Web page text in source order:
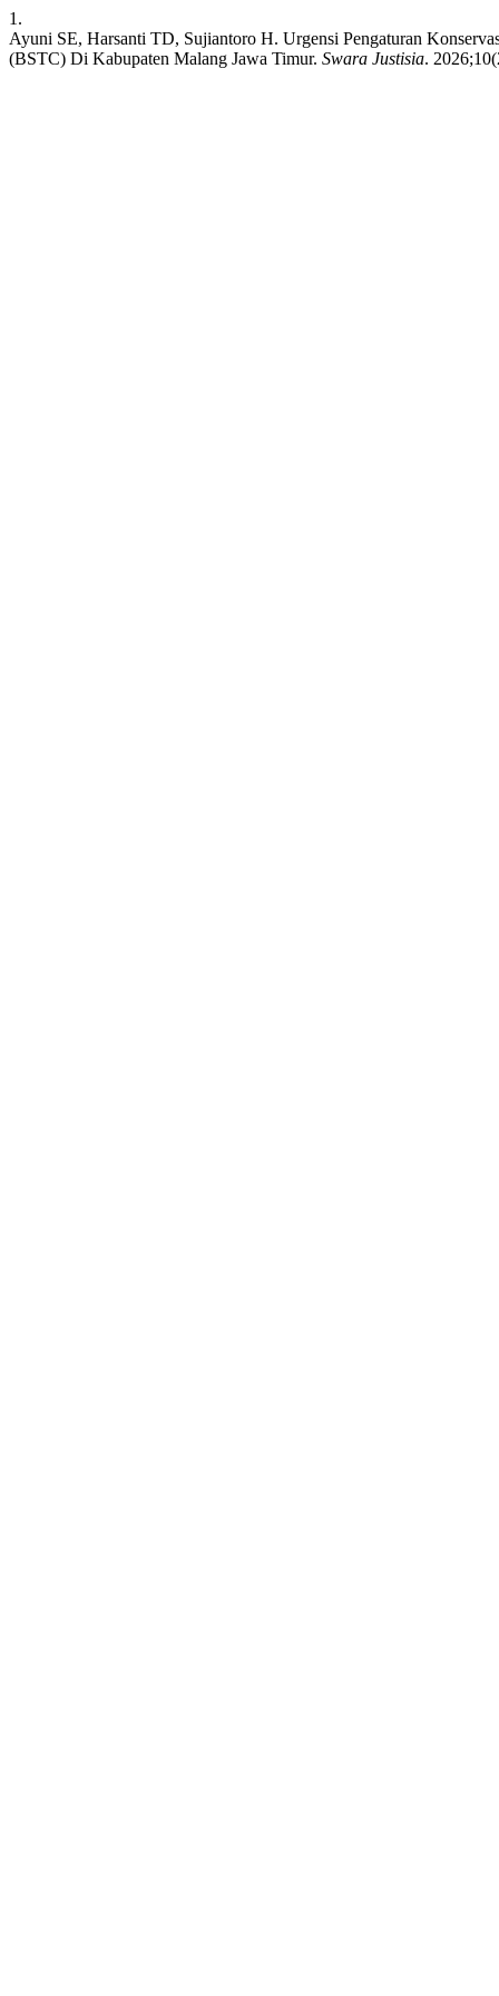
1.
Ayuni SE, Harsanti TD, Sujiantoro H. Urgensi Pengaturan
(BSTC) Di Kabupaten Malang Jawa Timur. Swara Justisia.